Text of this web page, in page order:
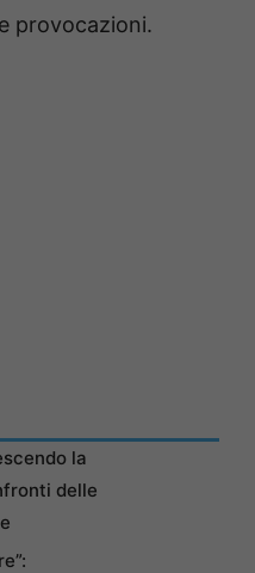
provocazioni.
la
delle